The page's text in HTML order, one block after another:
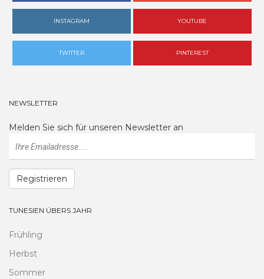
INSTAGRAM YOUTUBE
TWITTER PINTEREST
NEWSLETTER
Melden Sie sich für unseren Newsletter an
Registrieren
TUNESIEN ÜBERS JAHR
Frühling
Herbst
Sommer